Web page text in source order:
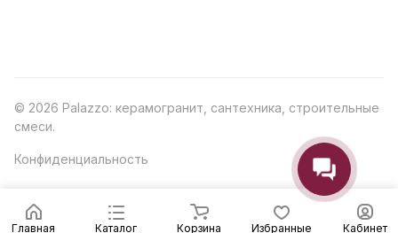
Главная Каталог Корзина Избранные Кабинет
© 2026 Palazzo: керамогранит, сантехника, строительные
смеси.
Конфиденциальность